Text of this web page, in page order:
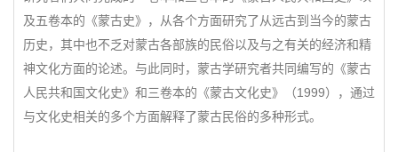
及五卷本的《蒙古史》，从各个方面研究了从远古到当今的蒙古
历史，其中也不乏对蒙古各部族的民俗以及与之有关的经济和精
神文化方面的论述。与此同时，蒙古学研究者共同编写的《蒙古
人民共和国文化史》和三卷本的《蒙古文化史》（1999），通过
与文化史相关的多个方面解释了蒙古民俗的多种形式。